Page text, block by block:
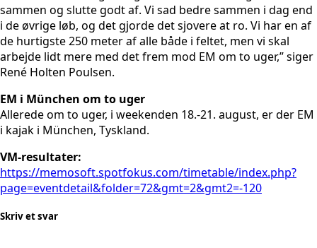
sammen og slutte godt af. Vi sad bedre sammen i dag end
i de øvrige løb, og det gjorde det sjovere at ro. Vi har en af
de hurtigste 250 meter af alle både i feltet, men vi skal
arbejde lidt mere med det frem mod EM om to uger,” siger
René Holten Poulsen.
EM i München om to uger
Allerede om to uger, i weekenden 18.-21. august, er der EM
i kajak i München, Tyskland.
VM-resultater:
https://memosoft.spotfokus.com/timetable/index.php?
page=eventdetail&folder=72&gmt=2&gmt2=-120
Skriv et svar